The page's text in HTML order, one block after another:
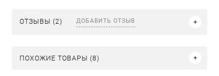
ОТЗЫВЫ (2) ДОБАВИТЬ ОТЗЫВ
ПОХОЖИЕ ТОВАРЫ (8)